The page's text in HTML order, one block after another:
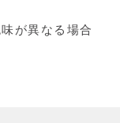
が異なる場合